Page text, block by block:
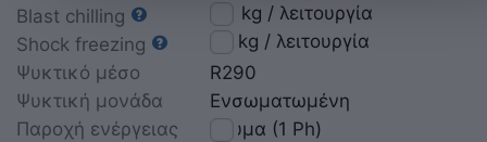
Blast chilling
kg / λειτουργία
Shock freezing
kg / λειτουργία
Ψυκτικό μέσο
R290
Ψυκτική μονάδα
Ενσωματωμένη
Παροχή ενέργειας
Ρεύμα (1 Ph)